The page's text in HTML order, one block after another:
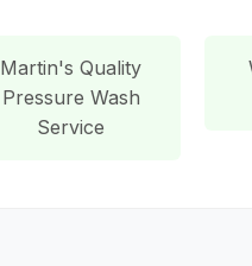
Martin's Quality
Pressure Wash
Service